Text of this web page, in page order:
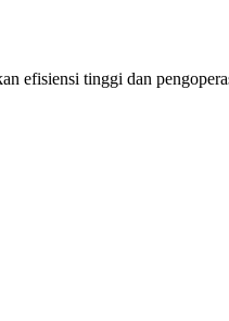
efisiensi tinggi dan